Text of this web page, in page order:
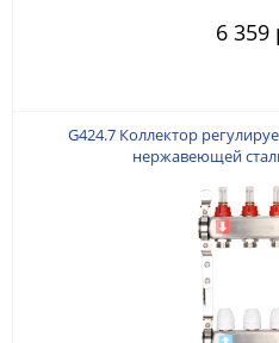
6 359
G424.7 Коллектор
нержавеющей